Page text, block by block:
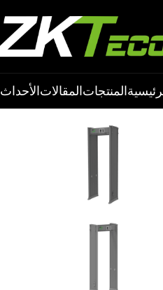
المنتجاتالمقالاتالأحداث